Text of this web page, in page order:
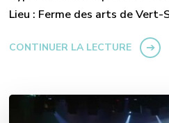
Lieu : Ferme des arts de Vert-
CONTINUER LA LECTURE